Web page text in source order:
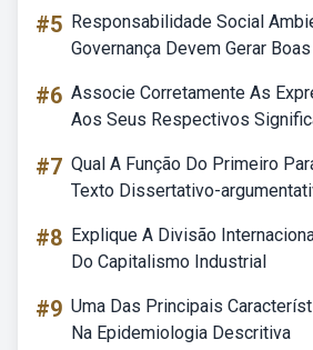
#5 Responsabilidade Social
Governança Devem Gerar
#6 Associe Corretamente As
Aos Seus Respectivos
#7 Qual A Função Do Primeiro
Texto Dissertativo-
#8 Explique A Divisão
Do Capitalismo Industrial
#9 Uma Das Principais
Na Epidemiologia Descritiva